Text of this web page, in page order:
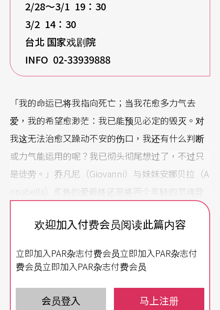
2/28～3/1 19 ： 30
3/2 14 ： 30
台北 国家戏剧院
INFO 02-33939888
「我的命运已将我指向死亡；当我花愈多力气去
爱，我的希望愈渺茫：我已能预见必定的毁灭。对
我这无法治愈又躁动不安的伤口，我还有什么判断
或力气能运用的呢？我已彻头彻尾想过了，不过只
是徒劳。」乔凡尼（Giovanni）与妹妹安娜贝拉（A
nnabella）炙热的爱最终还是将两个年轻的灵魂导
a），英国剧作家约翰．福特（John Ford，1586-1
639）在西方基督教世界写下了《罪．爱》这个禁忌
之恋，不仅借此引介了新的剧本结构与风格，在这
欢迎加入付费会员阅读此篇内容
立即加入PAR杂志付费会员立即加入PAR杂志付
费会员立即加入PAR杂志付费会员
会员登入 马上注册